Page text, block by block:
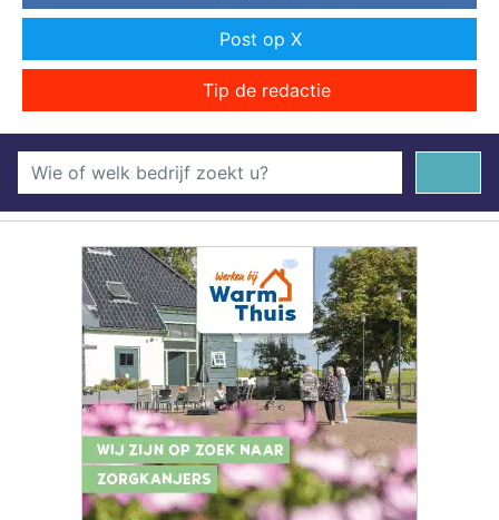
Post op X
Tip de redactie